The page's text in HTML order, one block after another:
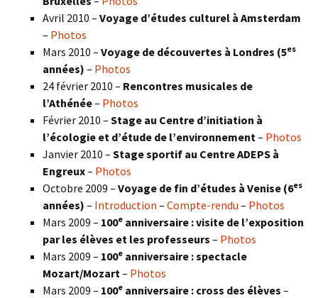
Avril 2010 – Voyage d’études culturel à Amsterdam
– Photos
Mars 2010 – Voyage de découvertes à Londres (5es
années) – Photos
24 février 2010 – Rencontres musicales de
l’Athénée– Photos
Février 2010 – Stage au Centre d’initiation à
l’écologie et d’étude de l’environnement – Photos
Janvier 2010 – Stage sportif au Centre ADEPS à
Engreux– Photos
Octobre 2009 – Voyage de fin d’études à Venise (6es
années) – Introduction – Compte-rendu – Photos
Mars 2009 – 100e anniversaire : visite de l’exposition
par les élèves et les professeurs – Photos
Mars 2009 – 100e anniversaire : spectacle
Mozart/Mozart – Photos
Mars 2009 – 100e anniversaire : cross des élèves –